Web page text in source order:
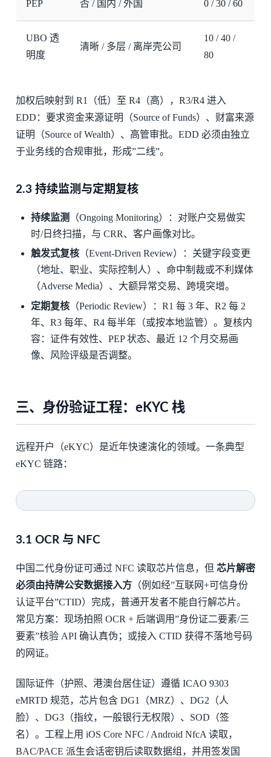
PEP 否 / 国内 / 外国 0 / 30 / 60
UBO 透
明度
清晰 / 多层 / 离岸壳公司
10 / 40 /
80
加权后映射到 R1（低）至 R4（高），R3/R4 进入
EDD：要求资金来源证明（Source of Funds）、财富来源
证明（Source of Wealth）、高管审批。EDD 必须由独立
于业务线的合规审批，形成”二线”。
2.3 持续监测与定期复核
持续监测
（Ongoing Monitoring）：对账户交易做实
时/日终扫描，与 CRR、客户画像对比。
触发式复核 （Event-Driven Review）：关键字段变更
（地址、职业、实际控制人）、命中制裁或不利媒体
（Adverse Media）、大额异常交易、跨境突增。
定期复核 （Periodic Review）：R1 每 3 年、R2 每 2
年、R3 每年、R4 每半年（或按本地监管）。复核内
容：证件有效性、PEP 状态、最近 12 个月交易画
像、风险评级是否调整。
三、身份验证工程：eKYC 栈
远程开户（eKYC）是近年快速演化的领域。一条典型
eKYC 链路：
3.1 OCR 与 NFC
中国二代身份证可通过 NFC 读取芯片信息，但 芯片解密
必须由持牌公安数据接入方（例如经”互联网+可信身份
认证平台”CTID）完成，普通开发者不能自行解芯片。
常见方案：现场拍照 OCR + 后端调用”身份证二要素/三
要素”核验 API 确认真伪；或接入 CTID 获得不落地号码
的网证。
国际证件（护照、港澳台居住证）遵循 ICAO 9303
eMRTD 规范，芯片包含 DG1（MRZ）、DG2（人
脸）、DG3（指纹，一般银行无权限）、SOD（签
名）。工程上用 iOS Core NFC / Android NfcA 读取，
BAC/PACE 派生会话密钥后读取数据组，并用签发国